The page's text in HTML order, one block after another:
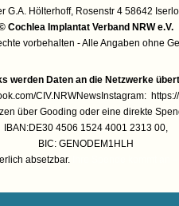
G.A. Hölterhoff, Rosenstr 4 58642
Cochlea Implantat Verband NRW e.V.
vorbehalten - Alle Angaben ohne
werden Daten an die Netzwerke
CIV.NRWNewsInstagram:
über Gooding oder eine direkte
IBAN:DE30 4506 1524 4001 2313 00,
BIC: GENODEM1HLH
absetzbar.